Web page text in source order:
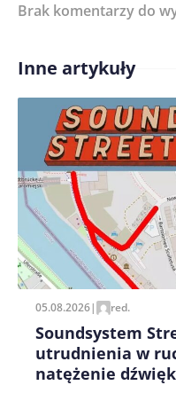
Treść komentarza*
Imię/ Nick*
Zapamiętaj moje
pisania kolejnych
Brak komentarzy do
Inne artykuły
05.08.2026| red.
Soundsystem
utrudnienia w
natężenie